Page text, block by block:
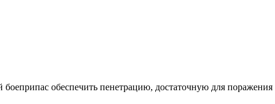
обеспечить пенетрацию, достаточную для поражения